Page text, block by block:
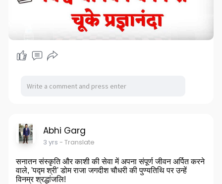
Abhi Garg
3 yrs - Translate
सनातन संस्कृति और काशी की सेवा में अपना संपूर्ण जीवन अर्पित करने
वाले, 'पद्म श्री' डोम राजा जगदीश चौधरी की पुण्यतिथि पर उन्हें
विनम्र श्रद्धांजलि!